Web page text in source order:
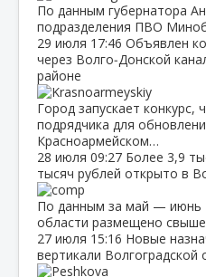
По данным губернатора
подразделения ПВО
29 июля 17:46 Объявлен
через Волго‑Донской
районе
Город запускает конкурс,
подрядчика для
Красноармейском…
28 июля 09:27 Более 3,9
тысяч рублей открыто в
По данным за май — июнь
области размещено
27 июля 15:16 Новые
вертикали Волгоградской